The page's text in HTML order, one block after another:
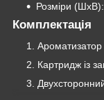
Розміри
Комплектація
Картридж із